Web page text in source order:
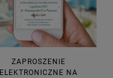
ZAPROSZENIE
ELEKTRONICZNE NA